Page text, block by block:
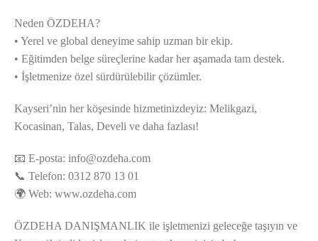
Neden ÖZDEHA?
• Yerel ve global deneyime sahip uzman bir ekip.
• Eğitimden belge süreçlerine kadar her aşamada tam destek.
• İşletmenize özel sürdürülebilir çözümler.
Kayseri’nin her köşesinde hizmetinizdeyiz: Melikgazi,
Kocasinan, Talas, Develi ve daha fazlası!
📧 E-posta: info@ozdeha.com
📞 Telefon: 0312 870 13 01
🌍 Web: www.ozdeha.com
ÖZDEHA DANIŞMANLIK ile işletmenizi geleceğe taşıyın ve